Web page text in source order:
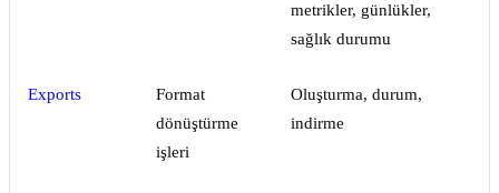
metrikler, günlükler,
sağlık durumu
Exports
Format
dönüştürme
işleri
Oluşturma, durum,
indirme